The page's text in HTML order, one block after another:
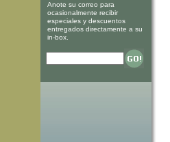
Anote su correo para
ocasionalmente recibir
especiales y descuentos
entregados directamente a su
in-box.